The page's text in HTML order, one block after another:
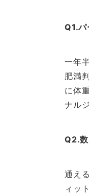
Q1.パ
一年
肥満
に体
ナル
Q2.数
通え
ィッ